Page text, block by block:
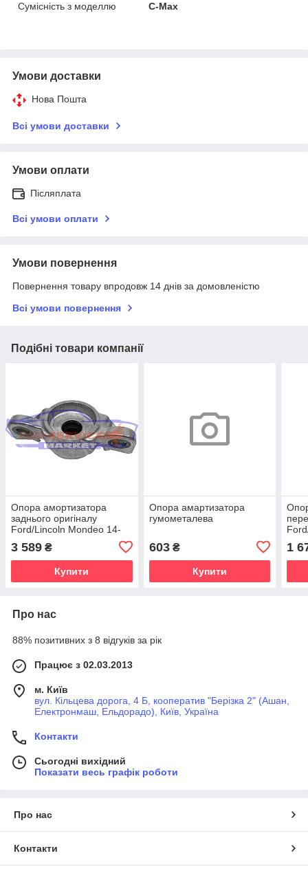
Сумісність з моделлю
C-Max
Умови доставки
Нова Пошта
Всі умови доставки
Умови оплати
Післяплата
Всі умови оплати
Умови повернення
Повернення товару впродовж 14 днів за домовленістю
Всі умови повернення
Подібні товари компанії
Опора амортизатора
заднього оригіналу
Ford/Lincoln Mondeo 14-
MKZ 13-20
3 589 ₴
Купити
Опора амартизатора
гумометалева
603₴
Купити
1
Про нас
88% позитивних з 8 відгуків за рік
Працює з 02.03.2013
м. Київ
вул. Кільцева дорога, 4 Б, кооператив "Берізка 2" (Ашан,
Електронмаш, Ельдорадо), Київ, Україна
Контакти
Сьогодні вихідний
Показати весь графік роботи
Про нас
Контакти